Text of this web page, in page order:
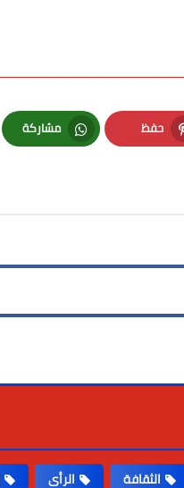
حفظ
Pinterest
مشاركة
Whatsapp
الثقافة الرأى